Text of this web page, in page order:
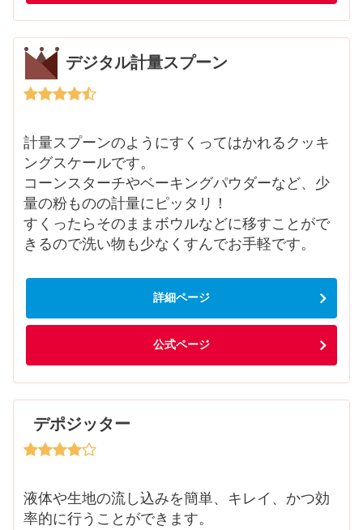
デジタル計量スプーン
計量スプーンのようにすくってはかれるクッキ
ングスケールです。
コーンスターチやベーキングパウダーなど、少
量の粉ものの計量にピッタリ！
すくったらそのままボウルなどに移すことがで
きるので洗い物も少なくすんでお手軽です。
詳細ページ
公式ページ
デポジッター
液体や生地の流し込みを簡単、キレイ、かつ効
率的に行うことができます。